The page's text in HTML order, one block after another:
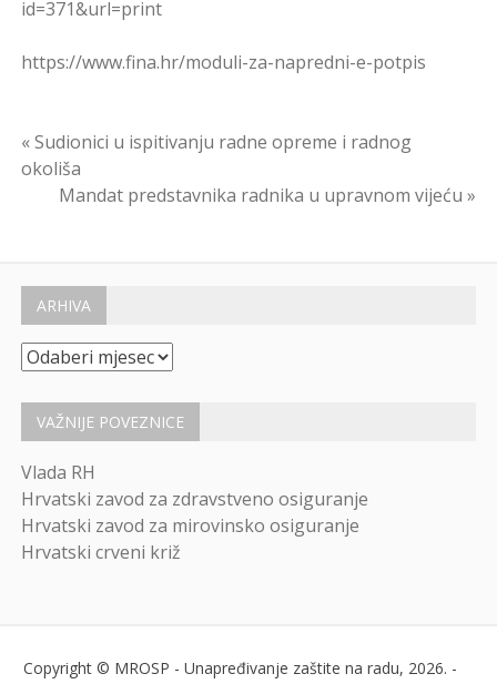
id=371&url=print
https://www.fina.hr/moduli-za-napredni-e-potpis
Navigacija
objava
« Sudionici u ispitivanju radne opreme i radnog
okoliša
Mandat predstavnika radnika u upravnom vijeću »
ARHIVA
Arhiva
VAŽNIJE POVEZNICE
Vlada RH
Hrvatski zavod za zdravstveno osiguranje
Hrvatski zavod za mirovinsko osiguranje
Hrvatski crveni križ
Copyright © MROSP - Unapređivanje zaštite na radu, 2026. -